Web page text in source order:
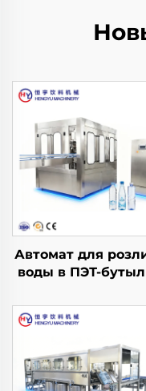
Автомат для
воды в ПЭТ-